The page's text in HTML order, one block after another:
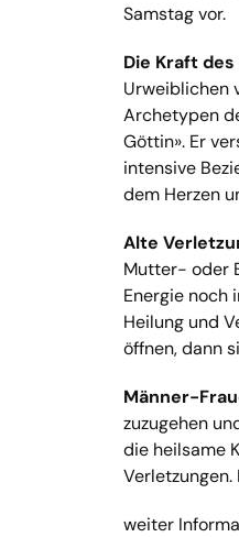
Samstag vor.
Die Kraft
Urweiblichen
Archetypen
Göttin». Er
intensive
dem Herzen
Alte
Mutter- oder
Energie noch
Heilung und
öffnen, dann
Männer-
zuzugehen
die heilsame
Verletzungen.
weiter